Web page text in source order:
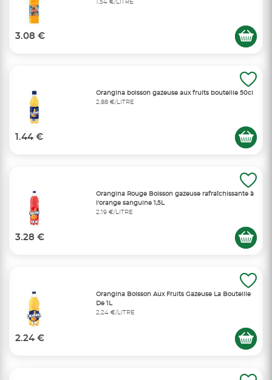
1,54 €/LITRE
3.08 €
Orangina boisson gazeuse aux fruits bouteille 50cl
2,88 €/LITRE
1.44 €
Orangina Rouge Boisson gazeuse rafraîchissante à
l'orange sanguine 1,5L
2,19 €/LITRE
3.28 €
Orangina Boisson Aux Fruits Gazeuse La Bouteille
De 1L
2,24 €/LITRE
2.24 €